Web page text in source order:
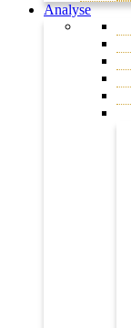
Analyse